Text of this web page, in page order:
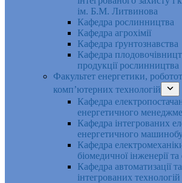
ім. Б.М. Литвинова
Кафедра рослинництва
Кафедра агрохімії
Кафедра ґрунтознавства
Кафедра
продукції рослинництва
Факультет енергетики,
комп’ютерних технологій
Кафедра
енергетичного
Кафедра інтегрованих
енергетичного
Кафедра
біомедичної інженерії
Кафедра автоматизації
інтегрованих технологій